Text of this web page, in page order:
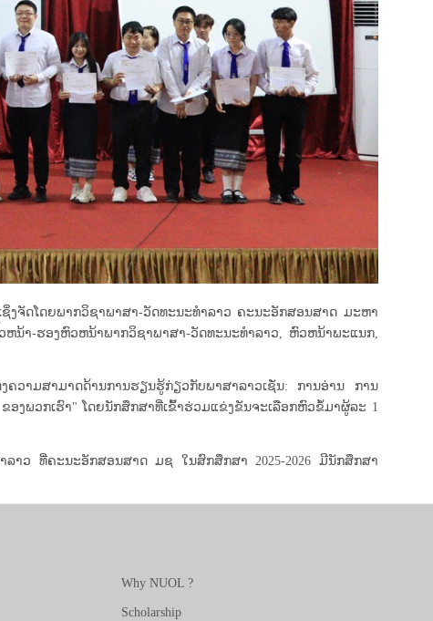
ງຈັດໂດຍພາກວິຊາພາສາ-ວັດທະນະທຳລາວ ຄະນະອັກສອນສາດ ມະຫາ
ນ້າ-ຮອງຫົວຫນ້າພາກວິຊາພາສາ-ວັດທະນະທໍາລາວ, ຫົວຫນ້າພະແນກ,
ຄວາມສາມາດດ້ານການຮຽນຮູ້ກ່ຽວກັບພາສາລາວເຊັ່ນ: ການອ່ານ ການ
ງພວກເຮົາ" ໂດຍນັກສຶກສາທີ່ເຂົ້າຮ່ວມແຂ່ງຂັນຈະເລືອກຫົວຂໍ້ມາຜູ້ລະ 1
າວ ທີ່ຄະນະອັກສອນສາດ ມຊ ໃນສົກສຶກສາ 2025-2026 ມີນັກສຶກສາ
Why NUOL ?
Scholarship